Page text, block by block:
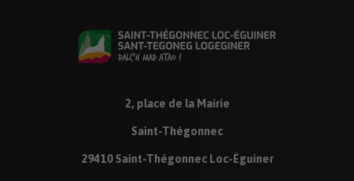
2, place de la Mairie
Saint-Thégonnec
29410 Saint-Thégonnec Loc-Éguiner